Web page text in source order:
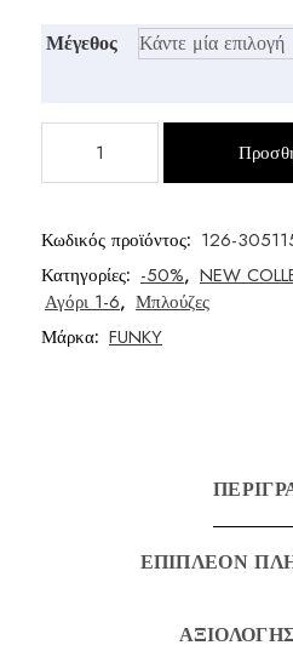
€7,00.
Μέγεθος
Κωδικός προϊόντος: 126-
Κατηγορίες: -50%, NEW
Αγόρι 1-6, Μπλούζες
Μάρκα: FUNKY
ΕΠΙΠΛΈΟΝ